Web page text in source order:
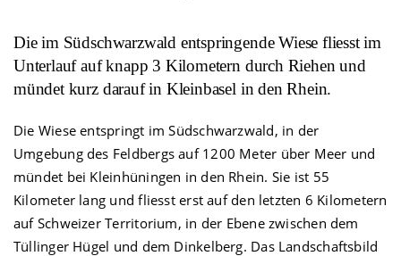
Die im Südschwarzwald entspringende Wiese fliesst im
Unterlauf auf knapp 3 Kilometern durch Riehen und
mündet kurz darauf in Kleinbasel in den Rhein.
Die Wiese entspringt im Südschwarzwald, in der
Umgebung des Feldbergs auf 1200 Meter über Meer und
mündet bei Kleinhüningen in den Rhein. Sie ist 55
Kilometer lang und fliesst erst auf den letzten 6 Kilometern
auf Schweizer Territorium, in der Ebene zwischen dem
Tüllinger Hügel und dem Dinkelberg. Das Landschaftsbild